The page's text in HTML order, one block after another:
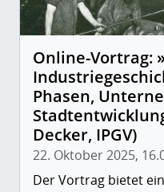
Online-Vortrag:
Phasen,
Decker, IPGV)
22. Oktober 2025,
Der Vortrag bietet